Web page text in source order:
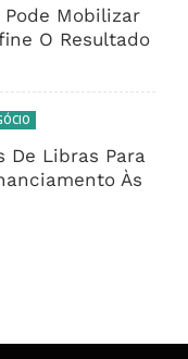
Mobilizar
O Resultado
De Libras Para
Às